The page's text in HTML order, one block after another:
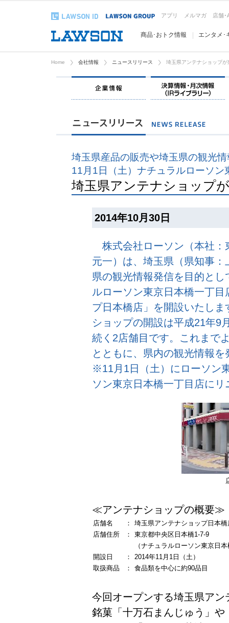
アプリ メルマガ 店舗･
商品･おトク情報 エンタメ･
Home 会社情報 ニュースリリース 埼玉県アンテナショップ
企業情報
埼玉県産品の販売や埼玉県の観光
11月1日（土）ナチュラルローソン
埼玉県アンテナショップ
2014年10月30日
株式会社ローソン（本社：
元一）は、埼玉県（県知事
県の観光情報発信を目的と
ルローソン東京日本橋一丁
プ日本橋店」を開設いたし
ショップの開設は平成21年9
続く2店舗目です。これまで
とともに、県内の観光情報
※11月1日（土）にローソン
ソン東京日本橋一丁目店に
≪アンテナショップの概要≫
店舗名 ：
埼玉県アンテナショップ日本橋
店舗住所
：
東京都中央区日本橋1‐7‐9
（ナチュラルローソン東京日
開設日
：
2014年11月1日（土）
取扱商品
： 食品類を中心に約90品目
今回オープンする埼玉県ア
銘菓「十万石まんじゅう」